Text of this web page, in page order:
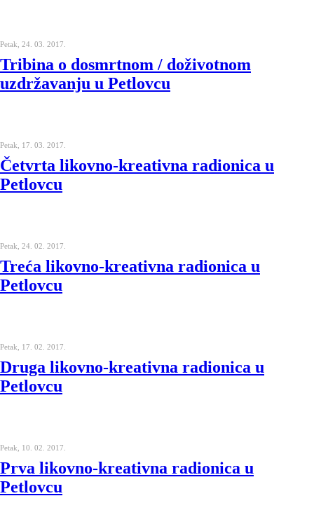
Petak, 24. 03. 2017.
Tribina o dosmrtnom / doživotnom
uzdržavanju u Petlovcu
Petak, 17. 03. 2017.
Četvrta likovno-kreativna radionica u
Petlovcu
Petak, 24. 02. 2017.
Treća likovno-kreativna radionica u
Petlovcu
Petak, 17. 02. 2017.
Druga likovno-kreativna radionica u
Petlovcu
Petak, 10. 02. 2017.
Prva likovno-kreativna radionica u
Petlovcu